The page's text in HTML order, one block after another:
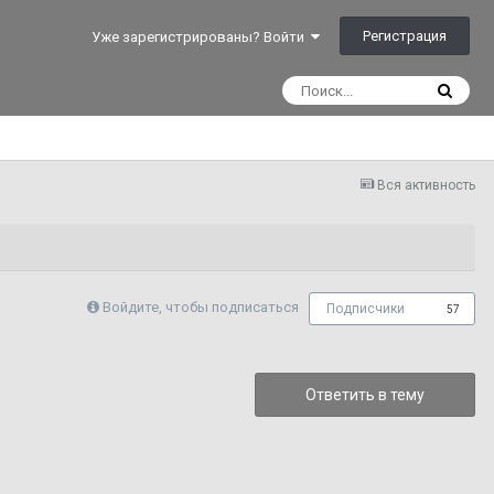
Уже зарегистрированы? Войти Регистрация
Вся активность
Войдите, чтобы подписаться Подписчики 57
Ответить в тему